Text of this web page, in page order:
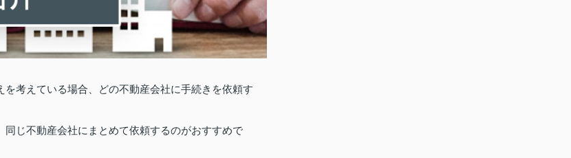
考えている場合、どの不動産会社に手続きを依頼す
じ不動産会社にまとめて依頼するのがおすすめで